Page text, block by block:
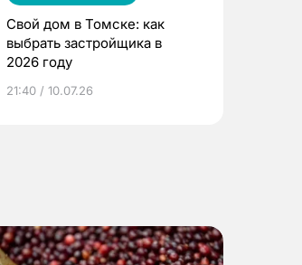
Свой дом в Томске: как
выбрать застройщика в
2026 году
21:40 / 10.07.26